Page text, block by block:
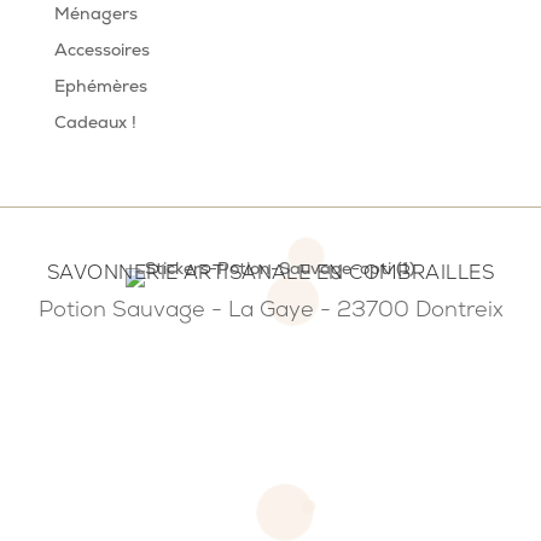
Ménagers
Accessoires
Ephémères
Cadeaux !
SAVONNERIE ARTISANALE EN COMBRAILLES
Potion Sauvage - La Gaye - 23700 Dontreix